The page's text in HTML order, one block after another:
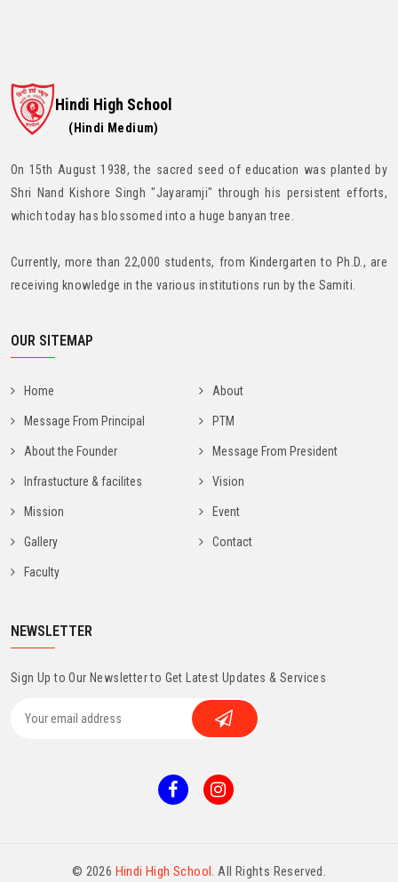
Hindi High School
(Hindi Medium)
On 15th August 1938, the sacred seed of education was planted by
Shri Nand Kishore Singh "Jayaramji" through his persistent efforts,
which today has blossomed into a huge banyan tree.
Currently, more than 22,000 students, from Kindergarten to Ph.D., are
receiving knowledge in the various institutions run by the Samiti.
OUR SITEMAP
Home About
Message From Principal PTM
About the Founder Message From President
Infrastucture & facilites Vision
Mission Event
Gallery Contact
Faculty
NEWSLETTER
Sign Up to Our Newsletter to Get Latest Updates & Services
© 2026 Hindi High School. All Rights Reserved.